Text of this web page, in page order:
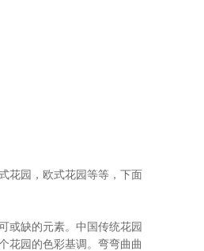
花园，欧式花园等等，下面
缺的元素。中国传统花园
花园的色彩基调。弯弯曲曲